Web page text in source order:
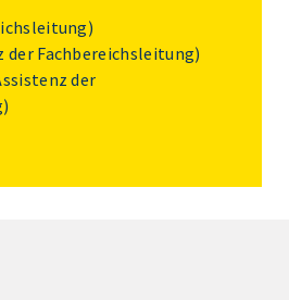
der Fachbereichsleitung)
der